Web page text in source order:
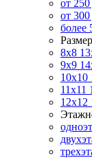
от
от
более
Размер
8х8
9х9
10х10
11x11
12х12